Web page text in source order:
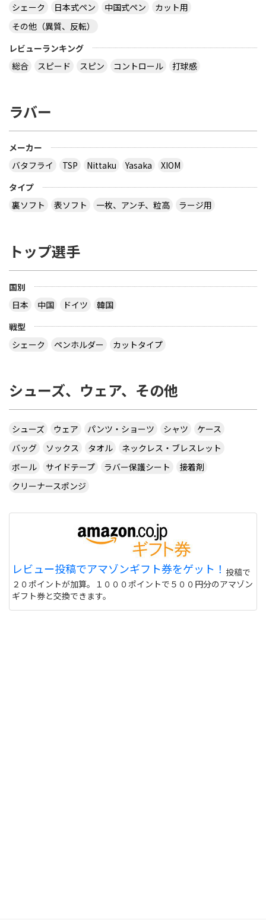
シェーク
日本式ペン 中国式ペン
カット用
その他（異質、反転）
レビューランキング
総合
スピード スピン コントロール 打球感
ラバー
メーカー
バタフライ
TSP Nittaku Yasaka
XIOM
タイプ
裏ソフト
表ソフト 一枚、アンチ、粒高 ラージ用
トップ選手
国別
日本
中国 ドイツ
韓国
戦型
シェーク
ペンホルダー カットタイプ
シューズ、ウェア、その他
シューズ ウェア パンツ・ショーツ シャツ
ケース
バッグ
ソックス タオル
ネックレス・ブレスレット
ボール
サイドテープ ラバー保護シート
接着剤
クリーナースポンジ
レビュー投稿でアマゾンギフト券をゲット！ 投稿で
２０ポイントが加算。１０００ポイントで５００円分のアマゾン
ギフト券と交換できます。